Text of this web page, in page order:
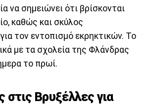
να σημειώνει ότι βρίσκονται
καθώς και σκύλος
τον εντοπισμό εκρηκτικών. Το
με τα σχολεία της Φλάνδρας
το πρωί.
στις Βρυξέλλες για